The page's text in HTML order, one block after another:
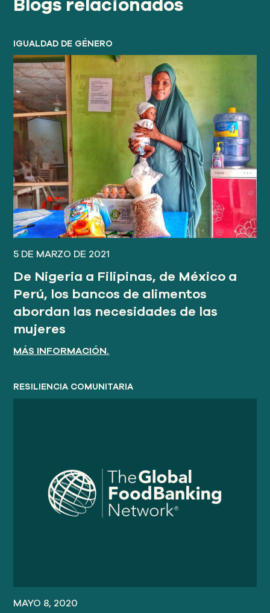
IGUALDAD DE GÉNERO
5 DE MARZO DE 2021
De Nigeria a Filipinas, de México a
Perú, los bancos de alimentos
abordan las necesidades de las
mujeres
MÁS INFORMACIÓN.
RESILIENCIA COMUNITARIA
MAYO 8, 2020